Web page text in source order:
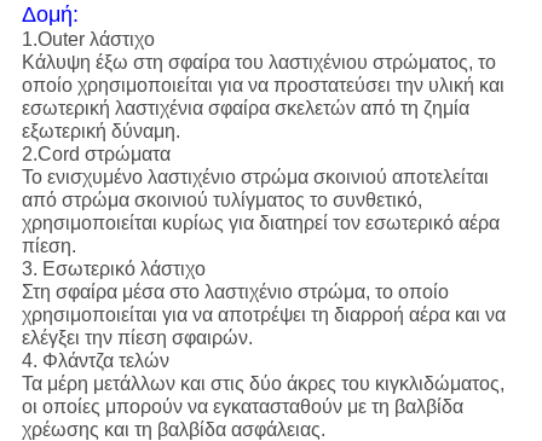
Δομή:
1.Outer λάστιχο
Κάλυψη έξω στη σφαίρα του λαστιχένιου στρώματος, το
οποίο χρησιμοποιείται για να προστατεύσει την υλική και
εσωτερική λαστιχένια σφαίρα σκελετών από τη ζημία
εξωτερική δύναμη.
2.Cord στρώματα
Το ενισχυμένο λαστιχένιο στρώμα σκοινιού αποτελείται
από στρώμα σκοινιού τυλίγματος το συνθετικό,
χρησιμοποιείται κυρίως για διατηρεί τον εσωτερικό αέρα
πίεση.
3. Εσωτερικό λάστιχο
Στη σφαίρα μέσα στο λαστιχένιο στρώμα, το οποίο
χρησιμοποιείται για να αποτρέψει τη διαρροή αέρα και να
ελέγξει την πίεση σφαιρών.
4. Φλάντζα τελών
Τα μέρη μετάλλων και στις δύο άκρες του κιγκλιδώματος,
οι οποίες μπορούν να εγκατασταθούν με τη βαλβίδα
χρέωσης και τη βαλβίδα ασφάλειας.